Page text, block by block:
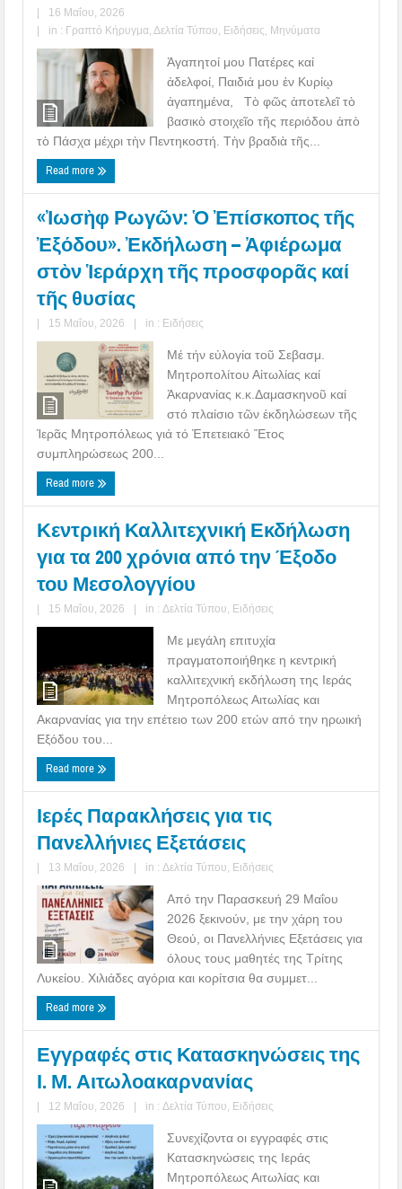
|
16 Μαΐου, 2026
|
in : Γραπτό Κήρυγμα Δελτία Τύπου Ειδήσεις Μηνύματα
Ἀγαπητοί μου Πατέρες καί
ἀδελφοί, Παιδιά μου ἐν Κυρίῳ
ἀγαπημένα, Τὸ φῶς ἀποτελεῖ τὸ
βασικὸ στοιχεῖο τῆς περιόδου ἀπὸ
τὸ Πάσχα μέχρι τὴν Πεντηκοστή. Τὴν βραδιὰ τῆς...
Read more
«Ἰωσὴφ Ρωγῶν: Ὁ Ἐπίσκοπος τῆς
Ἐξόδου». Ἐκδήλωση – Ἀφιέρωμα
στὸν Ἱεράρχη τῆς προσφορᾶς καί
τῆς θυσίας
| 15 Μαΐου, 2026 | in : Ειδήσεις
Μέ τήν εὐλογία τοῦ Σεβασμ.
Μητροπολίτου Αἰτωλίας καί
Ἀκαρνανίας κ.κ.Δαμασκηνοῦ καί
στό πλαίσιο τῶν ἐκδηλώσεων τῆς
Ἱερᾶς Μητροπόλεως γιά τό Ἐπετειακό Ἔτος
συμπληρώσεως 200...
Read more
Κεντρική Καλλιτεχνική Εκδήλωση
για τα 200 χρόνια από την Έξοδο
του Μεσολογγίου
| 15 Μαΐου, 2026 | in : Δελτία Τύπου Ειδήσεις
Με μεγάλη επιτυχία
πραγματοποιήθηκε η κεντρική
καλλιτεχνική εκδήλωση της Ιεράς
Μητροπόλεως Αιτωλίας και
Ακαρνανίας για την επέτειο των 200 ετών από την ηρωική
Εξόδου του...
Read more
Ιερές Παρακλήσεις για τις
Πανελλήνιες Εξετάσεις
| 13 Μαΐου, 2026 | in : Δελτία Τύπου Ειδήσεις
Από την Παρασκευή 29 Μαΐου
2026 ξεκινούν, με την χάρη του
Θεού, οι Πανελλήνιες Εξετάσεις για
όλους τους μαθητές της Τρίτης
Λυκείου. Χιλιάδες αγόρια και κορίτσια θα συμμετ...
Read more
Εγγραφές στις Κατασκηνώσεις της
Ι. Μ. Αιτωλοακαρνανίας
| 12 Μαΐου, 2026 | in : Δελτία Τύπου Ειδήσεις
Συνεχίζοντα οι εγγραφές στις
Κατασκηνώσεις της Ιεράς
Μητροπόλεως Αιτωλίας και